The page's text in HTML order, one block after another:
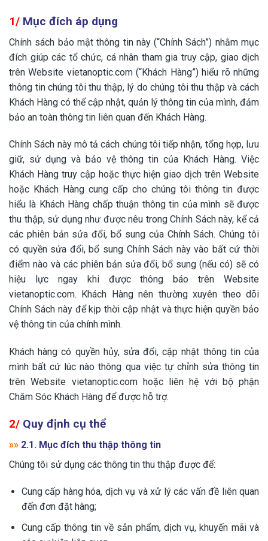
1/ Mục đích áp dụng
Chính sách bảo mật thông tin này (“Chính Sách”) nhằm mục
đích giúp các tổ chức, cá nhân tham gia truy cập, giao dịch
trên Website vietanoptic.com (“Khách Hàng”) hiểu rõ những
thông tin chúng tôi thu thập, lý do chúng tôi thu thập và cách
Khách Hàng có thể cập nhật, quản lý thông tin của mình, đảm
bảo an toàn thông tin liên quan đến Khách Hàng.
Chính Sách này mô tả cách chúng tôi tiếp nhận, tổng hợp, lưu
giữ, sử dụng và bảo vệ thông tin của Khách Hàng. Việc
Khách Hàng truy cập hoặc thực hiện giao dịch trên Website
hoặc Khách Hàng cung cấp cho chúng tôi thông tin được
hiểu là Khách Hàng chấp thuận thông tin của mình sẽ được
thu thập, sử dụng như được nêu trong Chính Sách này, kể cả
các phiên bản sửa đổi, bổ sung của Chính Sách. Chúng tôi
có quyền sửa đổi, bổ sung Chính Sách này vào bất cứ thời
điểm nào và các phiên bản sửa đổi, bổ sung (nếu có) sẽ có
hiệu lực ngay khi được thông báo trên Website
vietanoptic.com. Khách Hàng nên thường xuyên theo dõi
Chính Sách này để kịp thời cập nhật và thực hiện quyền bảo
vệ thông tin của chính mình.
Khách hàng có quyền hủy, sửa đổi, cập nhật thông tin của
mình bất cứ lúc nào thông qua việc tự chỉnh sửa thông tin
trên Website vietanoptic.com hoặc liên hệ với bộ phận
Chăm Sóc Khách Hàng để được hỗ trợ.
2/ Quy định cụ thể
»» 2.1. Mục đích thu thập thông tin
Chúng tôi sử dụng các thông tin thu thập được để:
Cung cấp hàng hóa, dịch vụ và xử lý các vấn đề liên quan
đến đơn đặt hàng;
Cung cấp thông tin về sản phẩm, dịch vụ, khuyến mãi và